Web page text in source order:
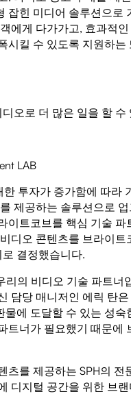
잡힌 미디어 솔루션으로
에게 다가가고, 효과적
시킬 수 있도록 지원하는
오로 더 많은 일을 할 수
LAB
한 투자가 증가함에 따라
제공하는 솔루션으로
이트코브를 핵심 기술 파
디오 콘텐츠를 브라이트
결정했습니다.
리의 비디오 기술 파트너
담당 매니저인 에릭 탄
물에 도달할 수 있는 성숙
트너가 필요했기 때문에
츠를 제공하는 SPH의 전
디지털 공간을 위한 브